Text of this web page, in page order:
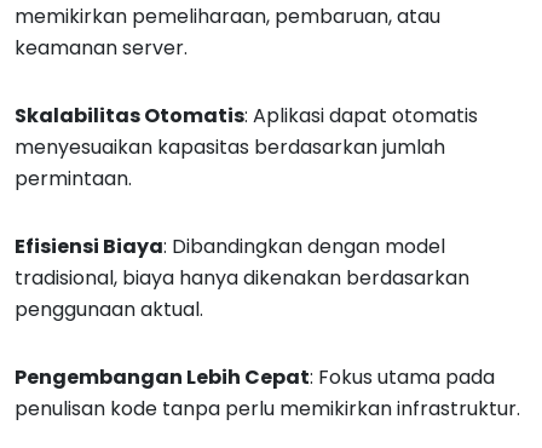
memikirkan pemeliharaan, pembaruan, atau
keamanan server.
Skalabilitas Otomatis: Aplikasi dapat otomatis
menyesuaikan kapasitas berdasarkan jumlah
permintaan.
Efisiensi Biaya: Dibandingkan dengan model
tradisional, biaya hanya dikenakan berdasarkan
penggunaan aktual.
Pengembangan Lebih Cepat: Fokus utama pada
penulisan kode tanpa perlu memikirkan infrastruktur.